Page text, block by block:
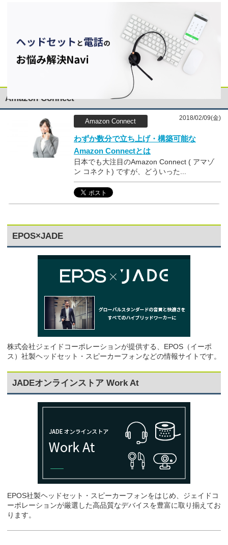
Amazon Connect
2018/02/09(金)
Amazon Connect
わずか数分で立ち上げ・構築可能な
Amazon Connectとは
日本でも大注目のAmazon Connect ( アマゾ
ン コネクト) ですが、どういった...
EPOS×JADE
株式会社ジェイドコーポレーションが提供する、EPOS（イーポ
ス）社製ヘッドセット・スピーカーフォンなどの情報サイトです。
JADEオンラインストア Work At
EPOS社製ヘッドセット・スピーカーフォンをはじめ、ジェイドコ
ーポレーションが厳選した高品質なデバイスを豊富に取り揃えてお
ります。